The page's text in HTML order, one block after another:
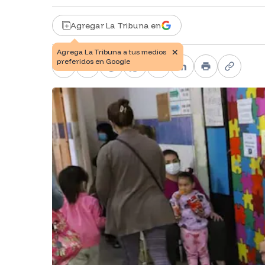
Agregar La Tribuna en
Facebook
X TelegramWhatsApp
PinterestLinkedIn
PrintCopy